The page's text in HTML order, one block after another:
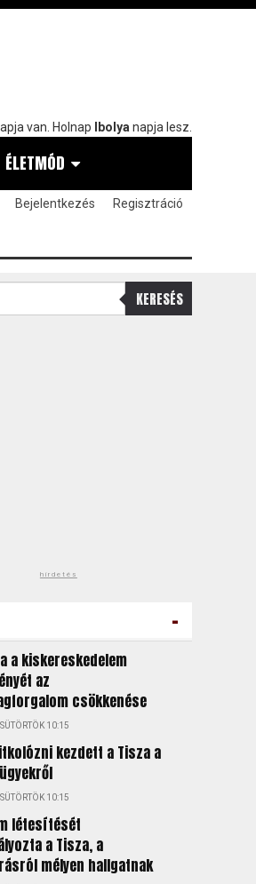
van. Holnap Ibolya napja lesz.
ÉLETMÓD
Bejelentkezés Regisztráció
KERESÉS
hirdetés
-
a kiskereskedelem
az
csökkenése
10:15
kezdett a Tisza a
10:15
létesítését
a Tisza, a
mélyen hallgatnak